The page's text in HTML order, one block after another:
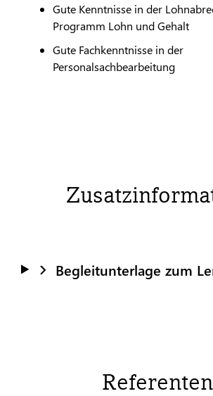
Gute Kenntnisse in der
Programm Lohn und Gehalt
Gute Fachkenntnisse in der
Personalsachbearbeitung
Begleitunterlage zum
Referenten